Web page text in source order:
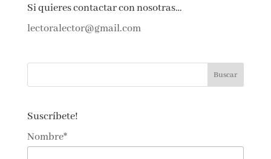
Si quieres contactar con nosotras…
lectoralector@gmail.com
Suscríbete!
Nombre*